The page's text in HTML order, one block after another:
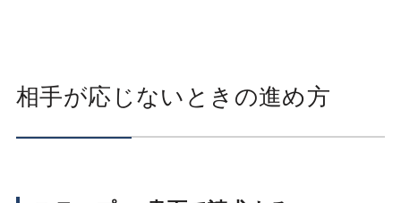
相手が応じないときの進め方